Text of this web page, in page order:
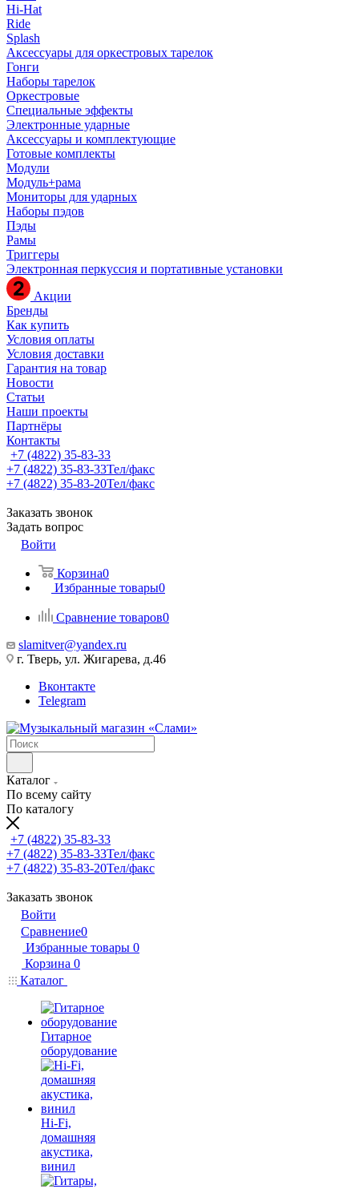
Hi-Hat
Ride
Splash
Аксессуары для оркестровых тарелок
Гонги
Наборы тарелок
Оркестровые
Специальные эффекты
Электронные ударные
Аксессуары и комплектующие
Готовые комплекты
Модули
Модуль+рама
Мониторы для ударных
Наборы пэдов
Пэды
Рамы
Триггеры
Электронная перкуссия и портативные установки
Акции
Бренды
Как купить
Условия оплаты
Условия доставки
Гарантия на товар
Новости
Статьи
Наши проекты
Партнёры
Контакты
+7 (4822) 35-83-33
+7 (4822) 35-83-33Тел/факс
+7 (4822) 35-83-20Тел/факс
Заказать звонок
Задать вопрос
Войти
Корзина0
Избранные товары0
Сравнение товаров0
slamitver@yandex.ru
г. Тверь, ул. Жигарева, д.46
Вконтакте
Telegram
Каталог
По всему сайту
По каталогу
+7 (4822) 35-83-33
+7 (4822) 35-83-33Тел/факс
+7 (4822) 35-83-20Тел/факс
Заказать звонок
Войти
Сравнение0
Избранные товары 0
Корзина 0
Каталог
Гитарное
оборудование
Hi-Fi,
домашняя
акустика,
винил